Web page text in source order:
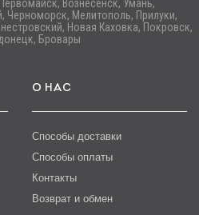
Вознесенск, Умань,
Черноморск, Мелитополь, Прилуки,
Новая Каховка, Покровск,
Бровары
О НАС
Способы доставки
Способы оплаты
Контакты
Возврат и обмен